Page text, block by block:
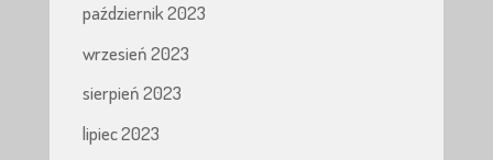
październik 2023
wrzesień 2023
sierpień 2023
lipiec 2023